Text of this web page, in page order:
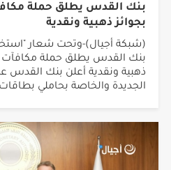
بنك القدس يطلق حملة
بجوائز ذهبية ونقدية
(شبكة أجيال)-وتحت شعار
بنك القدس يطلق حملة مكافآت
ذهبية ونقدية أعلن بنك القدس
الجديدة والخاصة بحاملي بطاقات